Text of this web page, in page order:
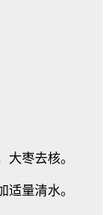
大枣去核。
适量清水。